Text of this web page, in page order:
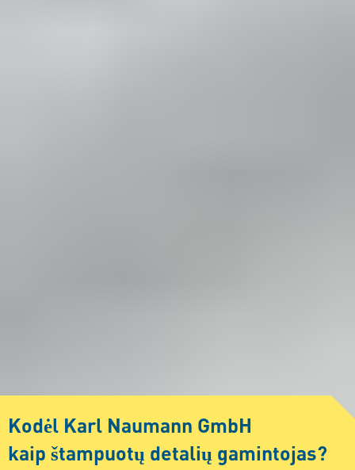
Kodėl Karl Naumann GmbH
kaip štampuotų detalių gamintojas?